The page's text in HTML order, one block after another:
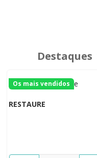
Destaques
Os mais vendidos
RESTAURE